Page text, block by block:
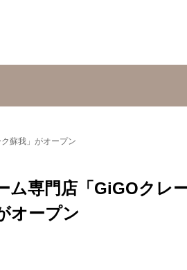
蘇我」がオープン
ム専門店「GiGOクレ
オープン